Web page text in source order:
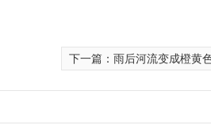
下一篇： 雨后河流变成橙黄